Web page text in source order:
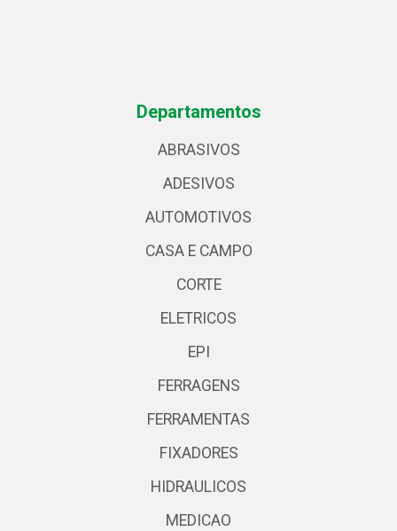
Departamentos
ABRASIVOS
ADESIVOS
AUTOMOTIVOS
CASA E CAMPO
CORTE
ELETRICOS
EPI
FERRAGENS
FERRAMENTAS
FIXADORES
HIDRAULICOS
MEDICAO